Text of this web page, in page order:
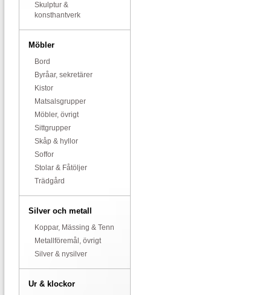
Skulptur &
konsthantverk
Möbler
Bord
Byråar, sekretärer
Kistor
Matsalsgrupper
Möbler, övrigt
Sittgrupper
Skåp & hyllor
Soffor
Stolar & Fåtöljer
Trädgård
Silver och metall
Koppar, Mässing & Tenn
Metallföremål, övrigt
Silver & nysilver
Ur & klockor